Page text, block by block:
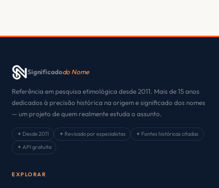
Significadodo Nome
Referência em pesquisa etimológica desde 2011. Mais de 15 anos
dedicados à precisão histórica na origem e significado dos nomes
— um projeto de quem realmente estuda o assunto.
✦ Desde 2011 ✦ Revisado por especialistas
✦ Fontes históricas citadas
✦ API gratuita
EXPLORAR